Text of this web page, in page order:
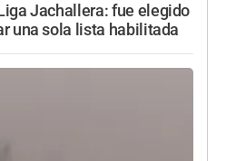
Jachallera: fue elegido
una sola lista habilitada